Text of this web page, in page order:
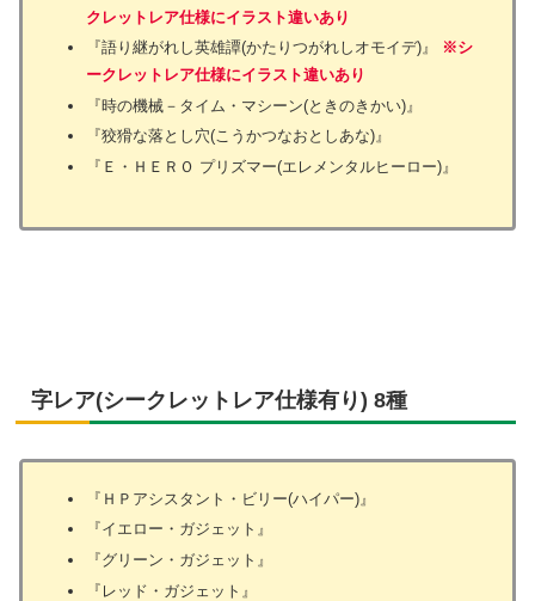
クレットレア仕様にイラスト違いあり
『語り継がれし英雄譚(かたりつがれしオモイデ)』
※シ
ークレットレア仕様にイラスト違いあり
『時の機械－タイム・マシーン(ときのきかい)』
『狡猾な落とし穴(こうかつなおとしあな)』
『Ｅ・ＨＥＲＯ プリズマー(エレメンタルヒーロー)』
字レア(シークレットレア仕様有り) 8種
『ＨＰアシスタント・ビリー(ハイパー)』
『イエロー・ガジェット』
『グリーン・ガジェット』
『レッド・ガジェット』